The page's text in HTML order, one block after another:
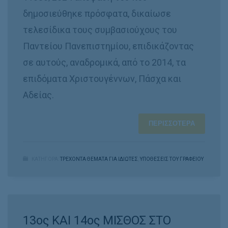
δημοσιεύθηκε πρόσφατα, δικαίωσε
τελεσίδικα τους συμβασιούχους του
Παντείου Πανεπιστημίου, επιδικάζοντας
σε αυτούς, αναδρομικά, από το 2014, τα
επιδόματα Χριστουγέννων, Πάσχα και
Αδείας.
ΠΕΡΙΣΣΌΤΕΡΑ
ΤΡΕΧΟΝΤΑ ΘΕΜΑΤΑ ΓΙΑ ΙΔΙΩΤΕΣ ΥΠΟΘΈΣΕΙΣ ΤΟΥ ΓΡΑΦΕΊΟΥ
13ος ΚΑΙ 14ος ΜΙΣΘΟΣ ΣΤΟ